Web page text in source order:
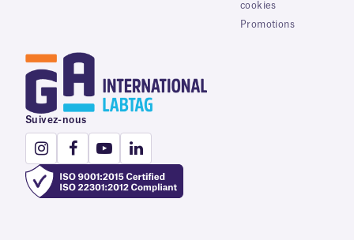
cookies
Promotions
Suivez-nous